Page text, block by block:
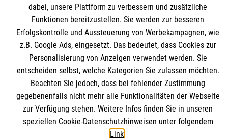
Was ist eigentlich Nostalgie?
Themenübersicht
Kontakt Impressum
dabei, unsere Plattform zu verbessern und zusätzliche
Funktionen bereitzustellen. Sie werden zur besseren
Erfolgskontrolle und Aussteuerung von Werbekampagnen, wie
z.B. Google Ads, eingesetzt. Das bedeutet, dass Cookies zur
Personalisierung von Anzeigen verwendet werden. Sie
entscheiden selbst, welche Kategorien Sie zulassen möchten.
Beachten Sie jedoch, dass bei fehlender Zustimmung
gegebenenfalls nicht mehr alle Funktionalitäten der Webseite
zur Verfügung stehen. Weitere Infos finden Sie in unseren
speziellen Cookie-Datenschutzhinweisen unter folgendem
Link